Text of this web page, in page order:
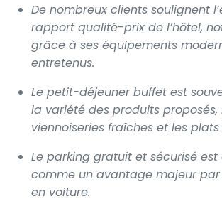
De nombreux clients soulignent
rapport qualité-prix de l’hôtel,
grâce à ses équipements
entretenus.
Le petit-déjeuner buffet est
la variété des produits
viennoiseries fraîches et les
Le parking gratuit et sécurisé est
comme un avantage majeur par
en voiture.